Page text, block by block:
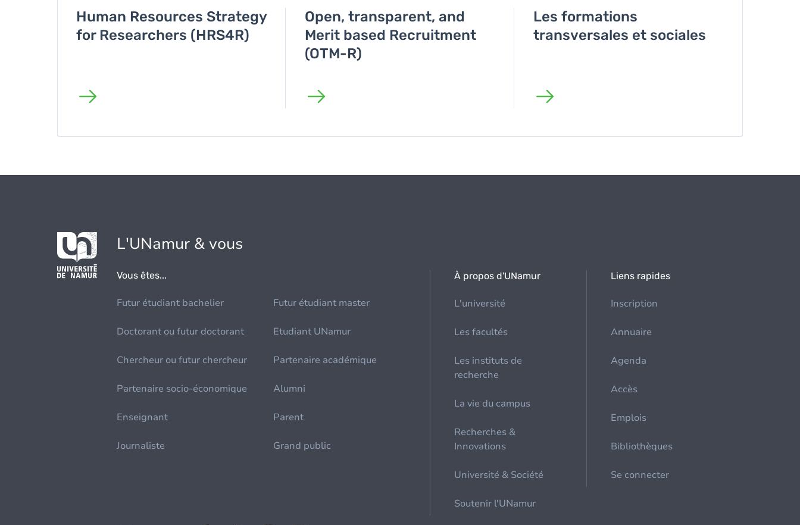
Human Resources Strategy
for Researchers (HRS4R)
Open, transparent, and
Merit based Recruitment
(OTM-R)
Les formations
transversales et sociales
L'UNamur & vous
Vous êtes...
Futur étudiant bachelier Futur étudiant master
Doctorant ou futur doctorant Etudiant UNamur
Chercheur ou futur chercheur Partenaire académique
Partenaire socio-économique Alumni
Enseignant Parent
Journaliste Grand public
À propos d'UNamur
L'université
Les facultés
Les instituts de
recherche
La vie du campus
Recherches &
Innovations
Université & Société
Soutenir l'UNamur
Liens rapides
Inscription
Annuaire
Agenda
Accès
Emplois
Bibliothèques
Se connecter